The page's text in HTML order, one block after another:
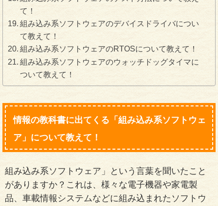
て！
組み込み系ソフトウェアのデバイスドライバについ
て教えて！
組み込み系ソフトウェアのRTOSについて教えて！
組み込み系ソフトウェアのウォッチドッグタイマに
ついて教えて！
情報の教科書に出てくる「組み込み系ソフトウェ
ア」について教えて！
組み込み系ソフトウェア」という言葉を聞いたこと
がありますか？これは、様々な電子機器や家電製
品、車載情報システムなどに組み込まれたソフトウ